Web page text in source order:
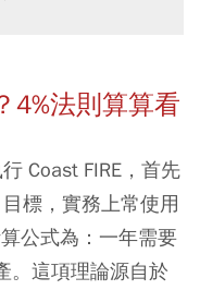
4%法則算算看
Coast FIRE，首先
標，實務上常使用
公式為：一年需要
。這項理論源自於